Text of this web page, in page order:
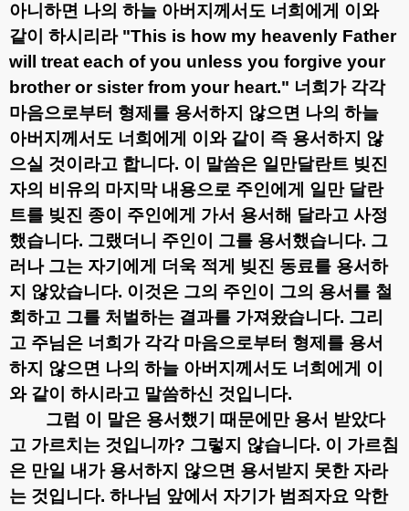
아니하면 나의 하늘 아버지께서도 너희에게 이와
같이 하시리라 "This is how my heavenly Father
will treat each of you unless you forgive your
brother or sister from your heart." 너희가 각각
마음으로부터 형제를 용서하지 않으면 나의 하늘
아버지께서도 너희에게 이와 같이 즉 용서하지 않
으실 것이라고 합니다. 이 말씀은 일만달란트 빚진
자의 비유의 마지막 내용으로 주인에게 일만 달란
트를 빚진 종이 주인에게 가서 용서해 달라고 사정
했습니다. 그랬더니 주인이 그를 용서했습니다. 그
러나 그는 자기에게 더욱 적게 빚진 동료를 용서하
지 않았습니다. 이것은 그의 주인이 그의 용서를 철
회하고 그를 처벌하는 결과를 가져왔습니다. 그리
고 주님은 너희가 각각 마음으로부터 형제를 용서
하지 않으면 나의 하늘 아버지께서도 너희에게 이
와 같이 하시라고 말씀하신 것입니다.
그럼 이 말은 용서했기 때문에만 용서 받았다
고 가르치는 것입니까? 그렇지 않습니다. 이 가르침
은 만일 내가 용서하지 않으면 용서받지 못한 자라
는 것입니다. 하나님 앞에서 자기가 범죄자요 악한